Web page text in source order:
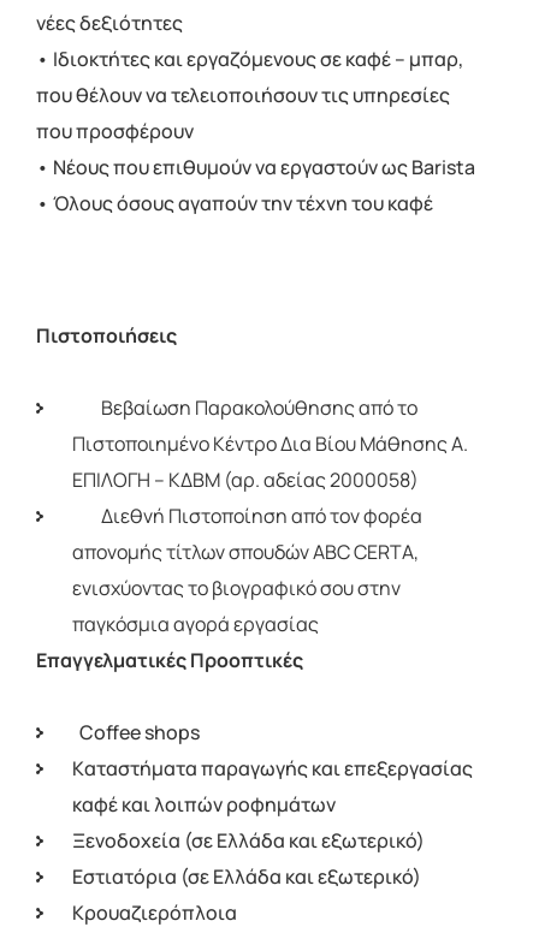
νέες δεξιότητες
• Ιδιοκτήτες και εργαζόμενους σε καφέ – μπαρ,
που θέλουν να τελειοποιήσουν τις υπηρεσίες
που προσφέρουν
• Νέους που επιθυμούν να εργαστούν ως Barista
• Όλους όσους αγαπούν την τέχνη του καφέ
Πιστοποιήσεις
Βεβαίωση Παρακολούθησης από το
Πιστοποιημένο Κέντρο Δια Βίου Μάθησης Α.
ΕΠΙΛΟΓΗ – ΚΔΒΜ (αρ. αδείας 2000058)
Διεθνή Πιστοποίηση από τον φορέα
απονομής τίτλων σπουδών ABC CERTA,
ενισχύοντας το βιογραφικό σου στην
παγκόσμια αγορά εργασίας
Επαγγελματικές Προοπτικές
Coffee shops
Kαταστήματα παραγωγής και επεξεργασίας
καφέ και λοιπών ροφημάτων
Ξενοδοχεία (σε Ελλάδα και εξωτερικό)
Εστιατόρια (σε Ελλάδα και εξωτερικό)
Κρουαζιερόπλοια